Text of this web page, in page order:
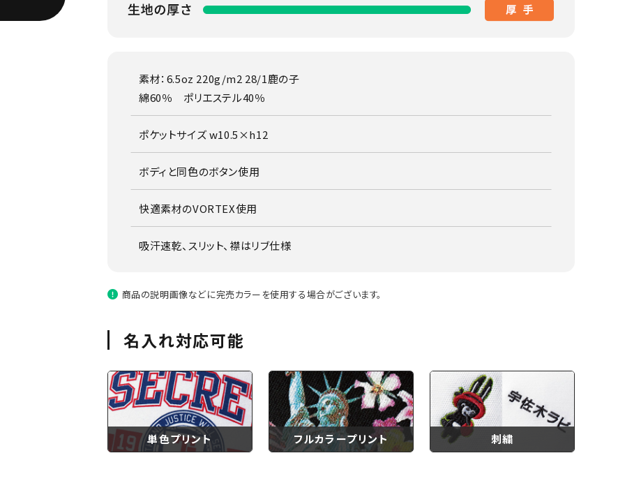
素材：6.5oz 220g/m2 28/1鹿の子
綿60％ ポリエステル40％
ポケットサイズ w10.5×h12
ボディと同色のボタン使用
快適素材のVORTEX使用
吸汗速乾、スリット、襟はリブ仕様
商品の説明画像などに完売カラーを使用する場合がございます。
名入れ対応可能
単色プリント フルカラープリント 刺繍